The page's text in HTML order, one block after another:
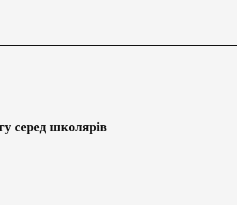
серед школярів